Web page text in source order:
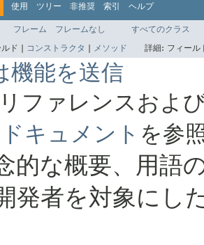
使用 ツリー 非推奨 索引 ヘルプ
フレーム フレームなし
すべてのクラス
ド | コンストラクタ メソッド 詳細: フィー
機能を送信
ファレンスおよ
キュメント を参
的な概要、用語
発者を対象にし